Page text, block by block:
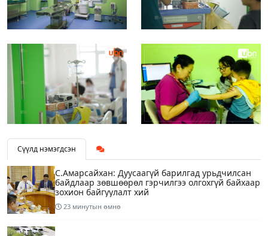
Сүүлд нэмэгдсэн
С.Амарсайхан: Дуусаагүй барилгад урьдчилсан
байдлаар зөвшөөрөл гэрчилгээ олгохгүй байхаар
зохион байгуулалт хий
23 минутын өмнө